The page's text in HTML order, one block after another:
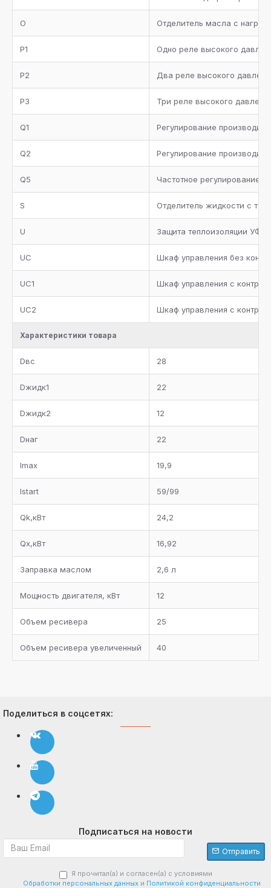
O Отделитель масла с
P1 Одно реле высокого
P2 Два реле высокого
P3 Три реле высокого
Q1 Регулирование
Q2 Регулирование
Q5 Частотное регулирование
S Отделитель жидкости с
U Защита теплоизоляции УФ
UC Шкаф управления без
UC1 Шкаф управления с
UC2 Шкаф управления с
Характеристики товара
Dвс 28
Dжидк1 22
Dжидк2 12
Dнаг 22
Imax 19,9
Istart 59/99
Qk,кВт 24,2
Qx,кВт 16,92
Заправка маслом 2,6 л
Мощность двигателя, кВт 12
Объем ресивера 25
Объем ресивера увеличенный 40
Поделиться в соцсетях:
Подписаться на новости
Отправить
Я прочитал(а) и согласен(а) с условиями
Обработки персональных данныхи Политикой конфиденциальности